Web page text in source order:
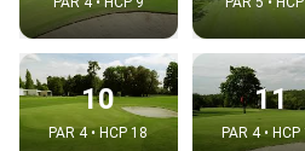
10
PAR 4 • HCP 18
11
PAR 4 • HCP